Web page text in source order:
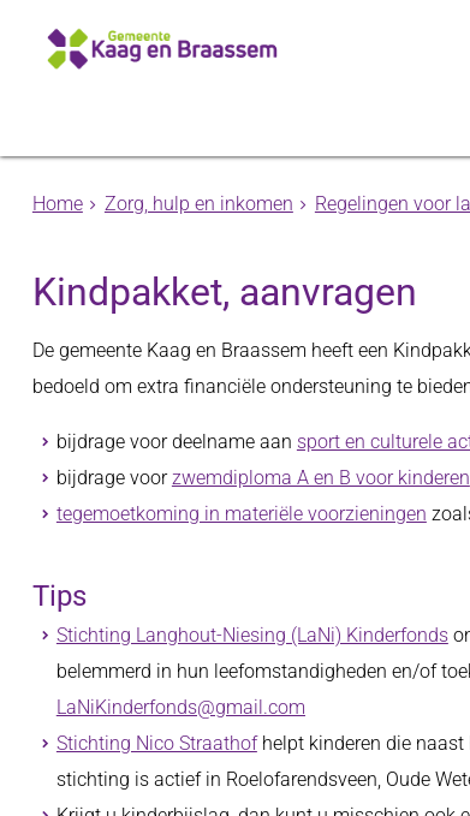
Home Zorg, hulp en inkomen Regelingen voor
Kindpakket, aanvragen
De gemeente Kaag en Braassem heeft een
bedoeld om extra financiële ondersteuning te
bijdrage voor deelname aan sport en culturele
bijdrage voorzwemdiploma A en B voor kinderen
tegemoetkoming in materiële voorzieningen
Tips
Stichting Langhout-Niesing (LaNi) Kinderfonds
belemmerd in hun leefomstandigheden en/of
LaNiKinderfonds@gmail.com
Stichting Nico Straathofhelpt kinderen die naast
stichting is actief in Roelofarendsveen, Oude